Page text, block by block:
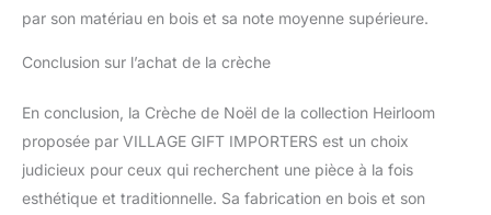
par son matériau en bois et sa note moyenne supérieure.
Conclusion sur l’achat de la crèche
En conclusion, la Crèche de Noël de la collection Heirloom
proposée par VILLAGE GIFT IMPORTERS est un choix
judicieux pour ceux qui recherchent une pièce à la fois
esthétique et traditionnelle. Sa fabrication en bois et son